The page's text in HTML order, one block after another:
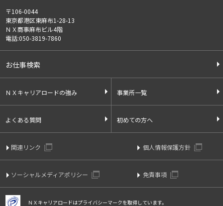
〒106-0044
東京都港区東麻布1-28-13
ＮＸ商事麻布ビル4階
電話:050-3819-7860
お仕事検索
ＮＸキャリアロードの強み 事業所一覧
よくある質問 初めての方へ
関連リンク 個人情報保護方針
ソーシャルメディアポリシー 免責事項
ＮＸキャリアロードはプライバシーマークを取得しています。